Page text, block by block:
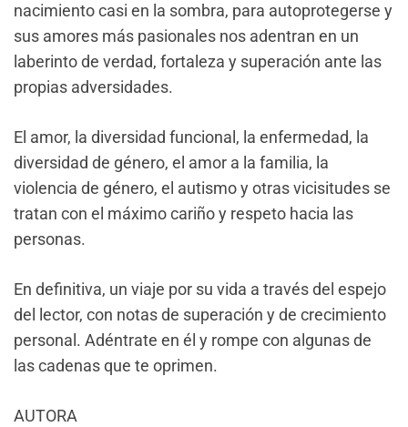
nacimiento casi en la sombra, para autoprotegerse y
sus amores más pasionales nos adentran en un
laberinto de verdad, fortaleza y superación ante las
propias adversidades.
El amor, la diversidad funcional, la enfermedad, la
diversidad de género, el amor a la familia, la
violencia de género, el autismo y otras vicisitudes se
tratan con el máximo cariño y respeto hacia las
personas.
En definitiva, un viaje por su vida a través del espejo
del lector, con notas de superación y de crecimiento
personal. Adéntrate en él y rompe con algunas de
las cadenas que te oprimen.
AUTORA